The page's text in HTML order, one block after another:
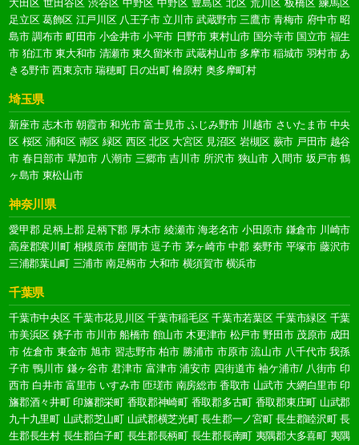
大田区 世田谷区 渋谷区 中野区 中野区 豊島区 北区 荒川区 板橋区 練馬区
足立区 葛飾区 江戸川区 八王子市 立川市 武蔵野市 三鷹市 青梅市 府中市 昭
島市 調布市 町田市 小金井市 小平市 日野市 東村山市 国分寺市 国立市 福生
市 狛江市 東大和市 清瀬市 東久留米市 武蔵村山市 多摩市 稲城市 羽村市 あ
きる野市 西東京市 瑞穂町 日の出町 檜原村 奥多摩町村
埼玉県
新座市 志木市 朝霞市 和光市 富士見市 ふじみ野市 川越市 さいたま市 中央
区 桜区 浦和区 南区 緑区 西区 北区 大宮区 見沼区 岩槻区 蕨市 戸田市 越谷
市 春日部市 草加市 八潮市 三郷市 吉川市 所沢市 狭山市 入間市 坂戸市 鶴
ヶ島市 東松山市
神奈川県
愛甲郡 足柄上郡 足柄下郡 厚木市 綾瀬市 海老名市 小田原市 鎌倉市 川崎市
高座郡寒川町 相模原市 座間市 逗子市 茅ヶ崎市 中郡 秦野市 平塚市 藤沢市
三浦郡葉山町 三浦市 南足柄市 大和市 横須賀市 横浜市
千葉県
千葉市中央区 千葉市花見川区 千葉市稲毛区 千葉市若葉区 千葉市緑区 千葉
市美浜区 銚子市 市川市 船橋市 館山市 木更津市 松戸市 野田市 茂原市 成田
市 佐倉市 東金市 旭市 習志野市 柏市 勝浦市 市原市 流山市 八千代市 我孫
子市 鴨川市 鎌ヶ谷市 君津市 富津市 浦安市 四街道市 袖ケ浦市/ 八街市 印
西市 白井市 富里市 いすみ市 匝瑳市 南房総市 香取市 山武市 大網白里市 印
旛郡酒々井町 印旛郡栄町 香取郡神崎町 香取郡多古町 香取郡東庄町 山武郡
九十九里町 山武郡芝山町 山武郡横芝光町 長生郡一ノ宮町 長生郡睦沢町 長
生郡長生村 長生郡白子町 長生郡長柄町 長生郡長南町 夷隅郡大多喜町 夷隅